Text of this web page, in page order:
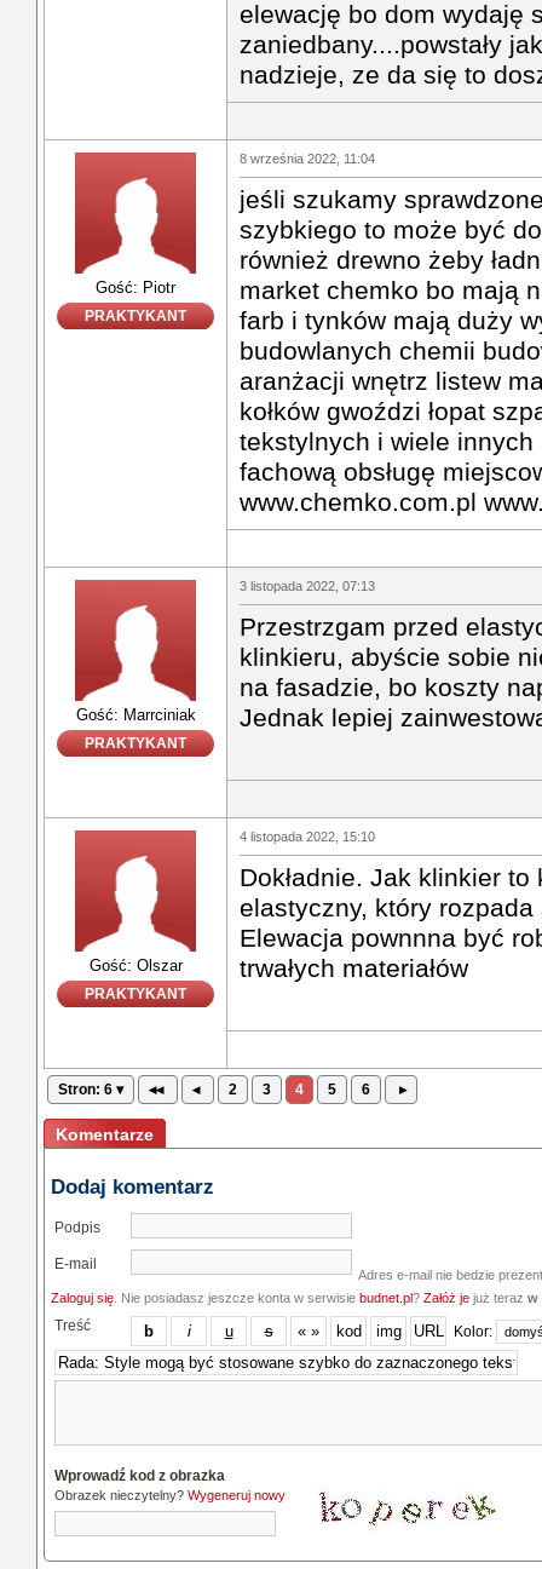
elewację bo dom wydaję
zaniedbany....powstały
nadzieje, ze da się to
Gość: Piotr
PRAKTYKANT
8 września 2022, 11:04
jeśli szukamy
szybkiego to może być
również drewno żeby
market chemko bo mają
farb i tynków mają duży
budowlanych chemii
aranżacji wnętrz listew
kołków gwoździ łopat
tekstylnych i wiele innych
fachową obsługę
www.chemko.com.pl
Gość: Marrciniak
PRAKTYKANT
3 listopada 2022, 07:13
Przestrzgam przed
klinkieru, abyście sobie
na fasadzie, bo koszty
Jednak lepiej
Gość: Olszar
PRAKTYKANT
4 listopada 2022, 15:10
Dokładnie. Jak klinkier to
elastyczny, który rozpada
Elewacja pownnna być
trwałych materiałów
Stron: 6 ▾ ◂◂ ◂ 2 3 4 5 6 ▸
Komentarze
Dodaj komentarz
Podpis
E-mail
Adres e-mail nie bedzie
Zaloguj się . Nie posiadasz jeszcze konta w serwisie budnet.pl? Załóż je już teraz w
Treść Kolor:
Wprowadź kod z obrazka
Obrazek nieczytelny? Wygeneruj nowy